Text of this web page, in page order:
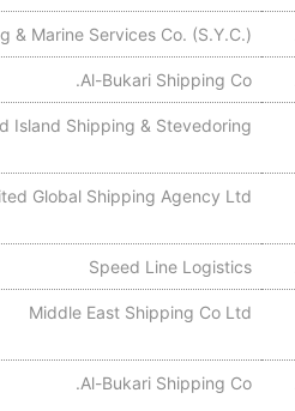
& Marine Services Co. (S.Y.C.)
Al-Bukari Shipping Co.
Island Shipping & Stevedoring
Global Shipping Agency Ltd.
Speed Line Logistics
Middle East Shipping Co Ltd
Al-Bukari Shipping Co.